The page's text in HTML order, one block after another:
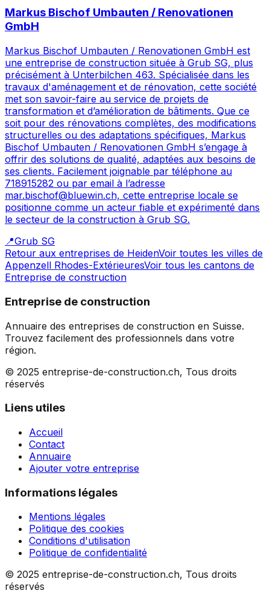
Markus Bischof Umbauten / Renovationen
GmbH
Markus Bischof Umbauten / Renovationen GmbH est
une entreprise de construction située à Grub SG, plus
précisément à Unterbilchen 463. Spécialisée dans les
travaux d'aménagement et de rénovation, cette société
met son savoir-faire au service de projets de
transformation et d’amélioration de bâtiments. Que ce
soit pour des rénovations complètes, des modifications
structurelles ou des adaptations spécifiques, Markus
Bischof Umbauten / Renovationen GmbH s’engage à
offrir des solutions de qualité, adaptées aux besoins de
ses clients. Facilement joignable par téléphone au
718915282 ou par email à l’adresse
mar.bischof@bluewin.ch, cette entreprise locale se
positionne comme un acteur fiable et expérimenté dans
le secteur de la construction à Grub SG.
📍Grub SG
Retour aux entreprises de HeidenVoir toutes les villes de
Appenzell Rhodes-ExtérieuresVoir tous les cantons de
Entreprise de construction
Entreprise de construction
Annuaire des entreprises de construction en Suisse.
Trouvez facilement des professionnels dans votre
région.
© 2025 entreprise-de-construction.ch, Tous droits
réservés
Liens utiles
Accueil
Contact
Annuaire
Ajouter votre entreprise
Informations légales
Mentions légales
Politique des cookies
Conditions d'utilisation
Politique de confidentialité
© 2025 entreprise-de-construction.ch, Tous droits
réservés